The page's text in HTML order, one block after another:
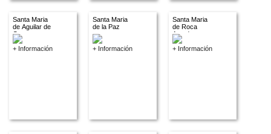
Santa Maria
de Aguilar de
Campoo
+ Información
Santa Maria
de la Paz
+ Información
Santa Maria
de Roca
Amador
+ Información